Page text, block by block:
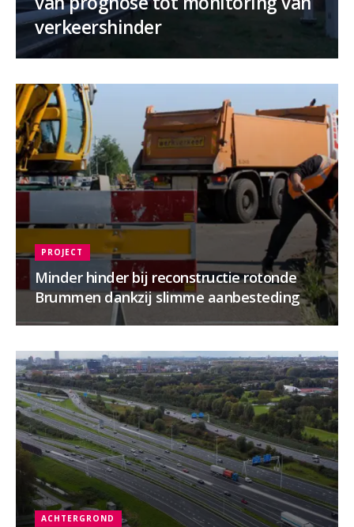
verkeershinder
Minder hinder bij reconstructie rotonde
Brummen dankzij slimme aanbesteding
PROJECT
ACHTERGROND